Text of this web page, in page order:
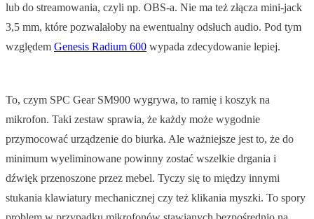
lub do streamowania, czyli np. OBS-a. Nie ma też złącza mini-jack
3,5 mm, które pozwalałoby na ewentualny odsłuch audio. Pod tym
względem Genesis Radium 600 wypada zdecydowanie lepiej.
To, czym SPC Gear SM900 wygrywa, to ramię i koszyk na
mikrofon. Taki zestaw sprawia, że każdy może wygodnie
przymocować urządzenie do biurka. Ale ważniejsze jest to, że do
minimum wyeliminowane powinny zostać wszelkie drgania i
dźwięk przenoszone przez mebel. Tyczy się to między innymi
stukania klawiatury mechanicznej czy też klikania myszki. To spory